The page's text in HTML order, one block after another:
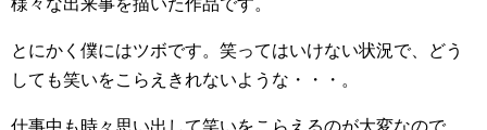
様々な出来事を描いた作品です。
とにかく僕にはツボです。笑ってはいけない状況で、どう
しても笑いをこらえきれないような・・・。
仕事中も時々思い出して笑いをこらえるのが大変なので